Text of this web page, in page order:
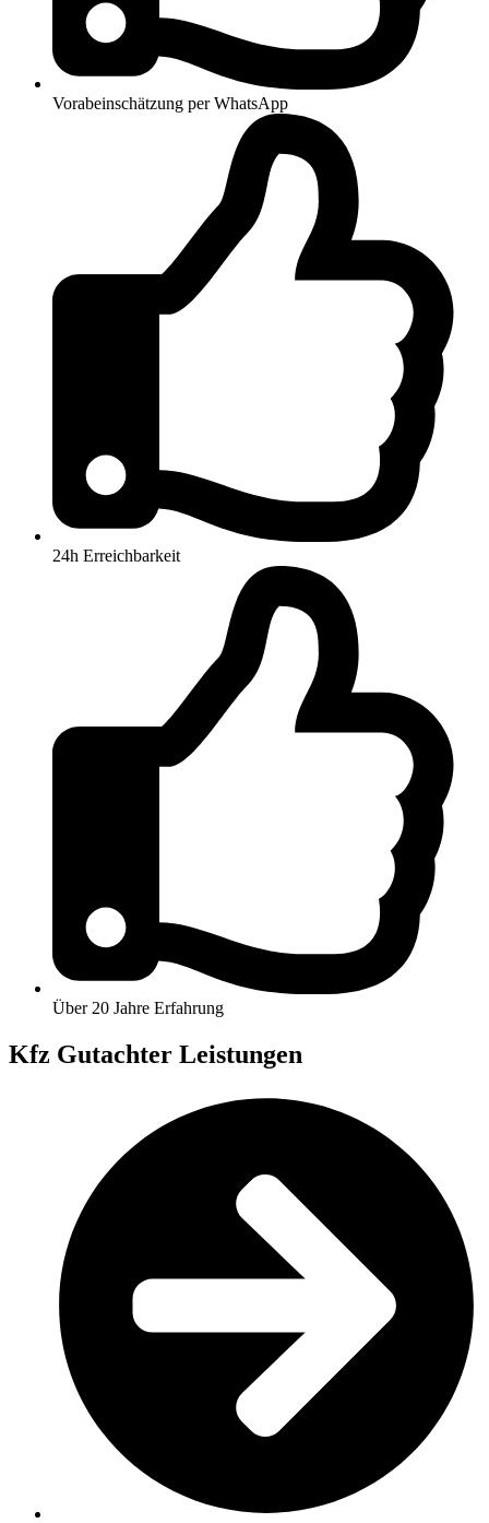
Vorabeinschätzung per WhatsApp
24h Erreichbarkeit
Über 20 Jahre Erfahrung
Kfz Gutachter Leistungen